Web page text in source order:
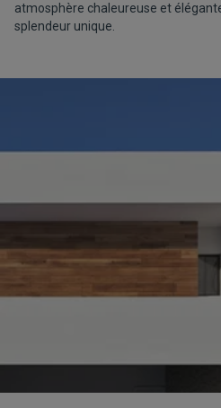
atmosphère chaleureuse et
splendeur unique.